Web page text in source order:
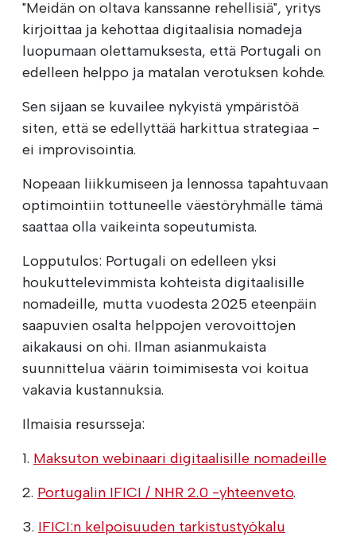
"Meidän on oltava kanssanne rehellisiä", yritys
kirjoittaa ja kehottaa digitaalisia nomadeja
luopumaan olettamuksesta, että Portugali on
edelleen helppo ja matalan verotuksen kohde.
Sen sijaan se kuvailee nykyistä ympäristöä
siten, että se edellyttää harkittua strategiaa -
ei improvisointia.
Nopeaan liikkumiseen ja lennossa tapahtuvaan
optimointiin tottuneelle väestöryhmälle tämä
saattaa olla vaikeinta sopeutumista.
Lopputulos: Portugali on edelleen yksi
houkuttelevimmista kohteista digitaalisille
nomadeille, mutta vuodesta 2025 eteenpäin
saapuvien osalta helppojen verovoittojen
aikakausi on ohi. Ilman asianmukaista
suunnittelua väärin toimimisesta voi koitua
vakavia kustannuksia.
Ilmaisia resursseja:
1. Maksuton webinaari digitaalisille nomadeille
2. Portugalin IFICI / NHR 2.0 -yhteenveto.
3. IFICI:n kelpoisuuden tarkistustyökalu